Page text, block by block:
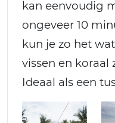
kan eenvoudig
ongeveer 10
kun je zo het
vissen en koraal
Ideaal als een